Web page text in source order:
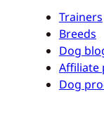
Trainers
Breeds
Dog
Affiliate
Dog